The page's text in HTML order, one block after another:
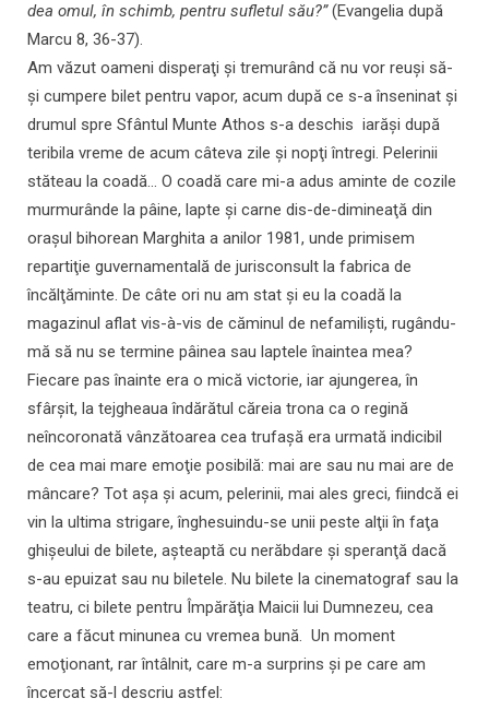
dea omul, în schimb, pentru sufletul său?”(Evangelia după
Marcu 8, 36-37).
Am văzut oameni disperaţi şi tremurând că nu vor reuşi să-
şi cumpere bilet pentru vapor, acum după ce s-a înseninat şi
drumul spre Sfântul Munte Athos s-a deschis iarăşi după
teribila vreme de acum câteva zile şi nopţi întregi. Pelerinii
stăteau la coadă... O coadă care mi-a adus aminte de cozile
murmurânde la pâine, lapte şi carne dis-de-dimineaţă din
oraşul bihorean Marghita a anilor 1981, unde primisem
repartiţie guvernamentală de jurisconsult la fabrica de
încălţăminte. De câte ori nu am stat şi eu la coadă la
magazinul aflat vis-à-vis de căminul de nefamilişti, rugându-
mă să nu se termine pâinea sau laptele înaintea mea?
Fiecare pas înainte era o mică victorie, iar ajungerea, în
sfârşit, la tejgheaua îndărătul căreia trona ca o regină
neîncoronată vânzătoarea cea trufaşă era urmată indicibil
de cea mai mare emoţie posibilă: mai are sau nu mai are de
mâncare? Tot aşa şi acum, pelerinii, mai ales greci, fiindcă ei
vin la ultima strigare, înghesuindu-se unii peste alţii în faţa
ghişeului de bilete, aşteaptă cu nerăbdare şi speranţă dacă
s-au epuizat sau nu biletele. Nu bilete la cinematograf sau la
teatru, ci bilete pentru Împărăţia Maicii lui Dumnezeu, cea
care a făcut minunea cu vremea bună. Un moment
emoţionant, rar întâlnit, care m-a surprins şi pe care am
încercat să-l descriu astfel: